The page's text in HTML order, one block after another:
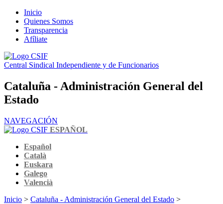
Inicio
Quienes Somos
Transparencia
Afíliate
Central Sindical Independiente y de Funcionarios
Cataluña - Administración General del
Estado
NAVEGACIÓN
ESPAÑOL
Español
Català
Euskara
Galego
Valencià
Inicio > Cataluña - Administración General del Estado >